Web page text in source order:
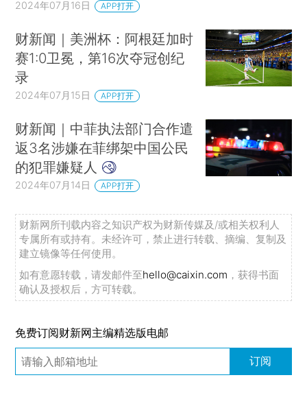
2024年07月16日 APP打开
财新闻｜美洲杯：阿根廷加时
赛1:0卫冕，第16次夺冠创纪
录
2024年07月15日 APP打开
财新闻｜中菲执法部门合作遣
返3名涉嫌在菲绑架中国公民
的犯罪嫌疑人
2024年07月14日 APP打开
财新网所刊载内容之知识产权为财新传媒及/或相关权利人
专属所有或持有。未经许可，禁止进行转载、摘编、复制及
建立镜像等任何使用。
如有意愿转载，请发邮件至hello@caixin.com ，获得书面
确认及授权后，方可转载。
免费订阅财新网主编精选版电邮
订阅